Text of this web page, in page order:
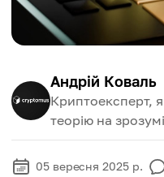
Андрій Коваль
Криптоексперт,
теорію на
05 вересня 2025 р.